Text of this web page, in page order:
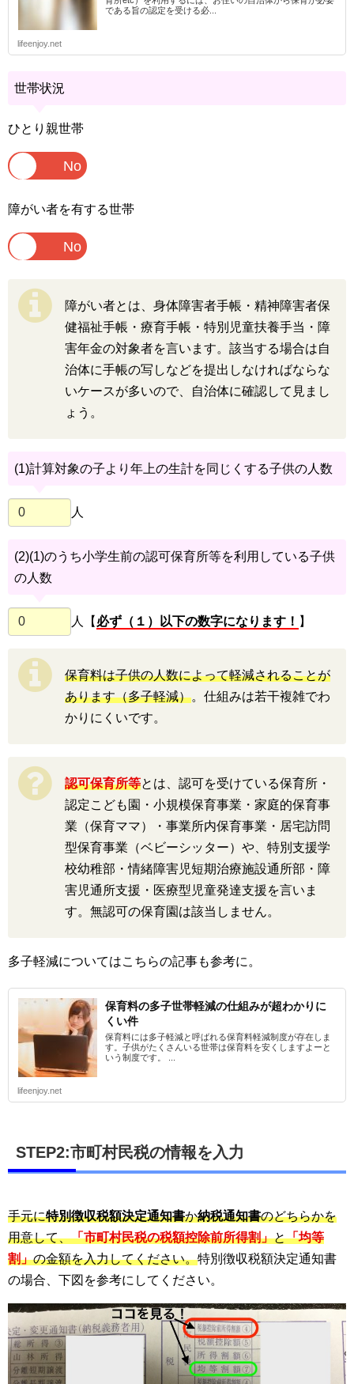
である旨の認定を受ける必...
lifeenjoy.net
世帯状況
ひとり親世帯
障がい者を有する世帯
障がい者とは、身体障害者手帳・精神障害者保
健福祉手帳・療育手帳・特別児童扶養手当・障
害年金の対象者を言います。該当する場合は自
治体に手帳の写しなどを提出しなければならな
いケースが多いので、自治体に確認して見まし
ょう。
(1)計算対象の子より年上の生計を同じくする子供の人数
人
(2)(1)のうち小学生前の認可保育所等を利用している子供
の人数
人【 必ず（１）以下の数字になります！ 】
保育料は子供の人数によって軽減されることが
あります（多子軽減）。仕組みは若干複雑でわ
かりにくいです。
認可保育所等とは、認可を受けている保育所・
認定こども園・小規模保育事業・家庭的保育事
業（保育ママ）・事業所内保育事業・居宅訪問
型保育事業（ベビーシッター）や、特別支援学
校幼稚部・情緒障害児短期治療施設通所部・障
害児通所支援・医療型児童発達支援を言いま
す。無認可の保育園は該当しません。
多子軽減についてはこちらの記事も参考に。
保育料の多子世帯軽減の仕組みが超わかりに
くい件
保育料には多子軽減と呼ばれる保育料軽減制度が存在しま
す。子供がたくさんいる世帯は保育料を安くしますよーと
いう制度です。 ...
lifeenjoy.net
STEP2:市町村民税の情報を入力
手元に特別徴収税額決定通知書か納税通知書のどちらかを
用意して、「市町村民税の税額控除前所得割」と「均等
割」の金額を入力してください。特別徴収税額決定通知書
の場合、下図を参考にしてください。